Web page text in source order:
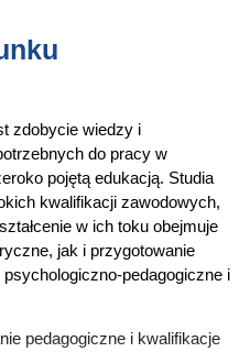
zdobycie wiedzy i
do pracy w
pojętą edukacją. Studia
kwalifikacji zawodowych,
w ich toku obejmuje
jak i przygotowanie
pedagogiczne i
pedagogiczne i kwalifikacje